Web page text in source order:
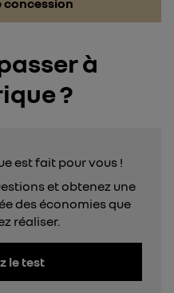
concession
à
?
est fait pour vous !
et obtenez une
des économies que
réaliser.
le test